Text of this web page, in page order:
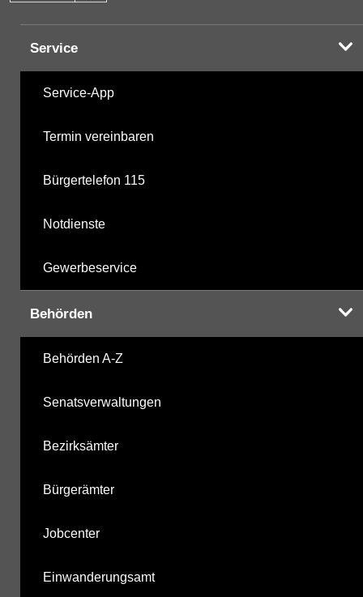
Service
Service-App
Termin vereinbaren
Bürgertelefon 115
Notdienste
Gewerbeservice
Behörden
Behörden A-Z
Senatsverwaltungen
Bezirksämter
Bürgerämter
Jobcenter
Einwanderungsamt